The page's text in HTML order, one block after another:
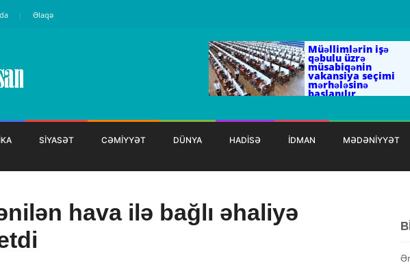
Əlaqə
Müəllimlərin işə
qəbulu üzrə
müsabiqənin
vakansiya seçimi
mərhələsinə
başlanılır
SİYASƏT CƏMİYYƏT DÜNYA HADİSƏ İDMAN MƏDƏNİYYƏT
hava ilə bağlı əhaliyə